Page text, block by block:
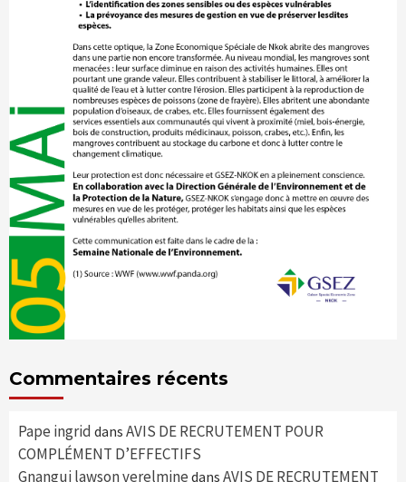
Commentaires récents
Pape ingrid dans AVIS DE RECRUTEMENT POUR
COMPLÉMENT D’EFFECTIFS
Gnangui lawson verelmine dans AVIS DE RECRUTEMENT